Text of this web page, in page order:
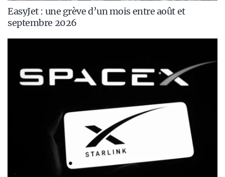
EasyJet : une grève d’un mois entre août et
septembre 2026